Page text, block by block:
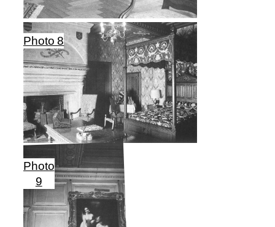
Photo 8
Photo
9